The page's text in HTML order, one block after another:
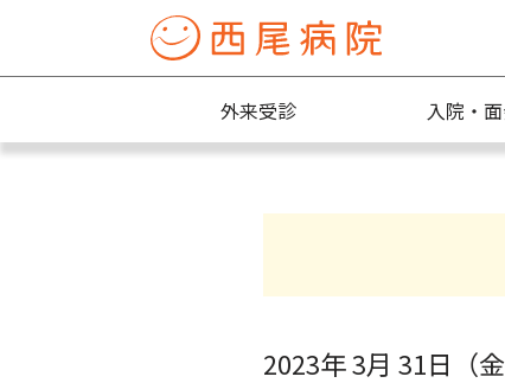
外来受診 入院・
2023年 3月 31日（金